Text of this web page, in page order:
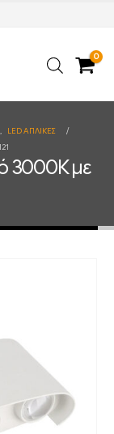
0
,
LED ΑΠΛΙΚΕΣ
3000Κ με